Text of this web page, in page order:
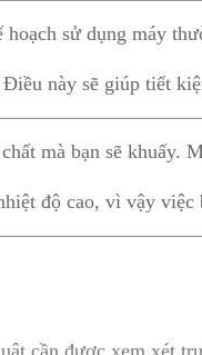
hoạch sử dụng máy
này sẽ giúp tiết
mà bạn sẽ khuấy.
độ cao, vì vậy
cần được xem xét